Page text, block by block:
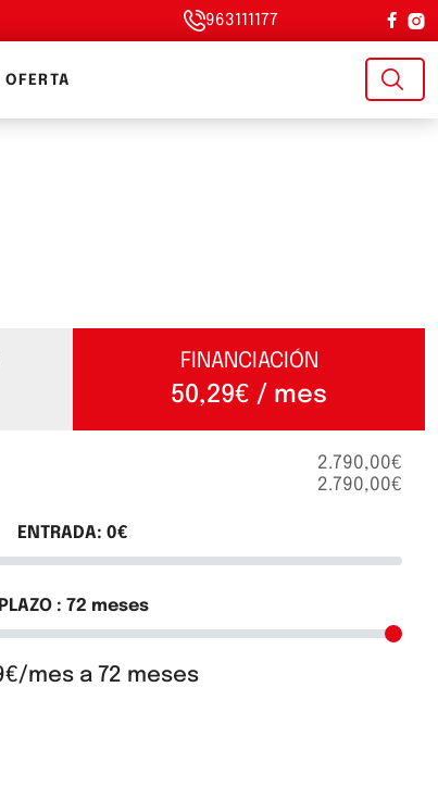
963111177
OFERTA
FINANCIACIÓN
50,29€ / mes
2.790,00€
2.790,00€
ENTRADA: 0€
PLAZO : 72 meses
mes a 72 meses